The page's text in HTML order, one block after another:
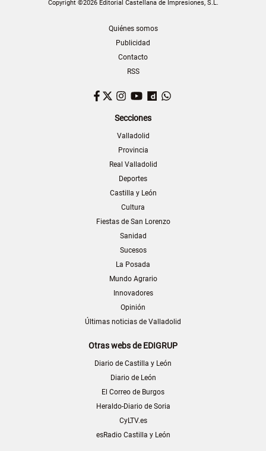
Copyright ©2026 Editorial Castellana de Impresiones, S.L.
Quiénes somos
Publicidad
Contacto
RSS
Facebook
TwitterInstagram
YouTubeDailymotion
Secciones
Valladolid
Provincia
Real Valladolid
Deportes
Castilla y León
Cultura
Fiestas de San Lorenzo
Sanidad
Sucesos
La Posada
Mundo Agrario
Innovadores
Opinión
Últimas noticias de Valladolid
Otras webs de EDIGRUP
Diario de Castilla y León
Diario de León
El Correo de Burgos
Heraldo-Diario de Soria
CyLTV.es
esRadio Castilla y León